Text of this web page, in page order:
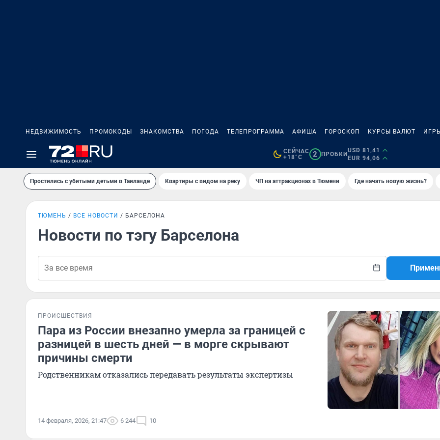
НЕДВИЖИМОСТЬ ПРОМОКОДЫ ЗНАКОМСТВА ПОГОДА ТЕЛЕПРОГРАММА АФИША ГОРОСКОП КУРСЫ ВАЛЮТ
СЕЙЧАС
+18°C
2 ПРОБКИ
USD 81,41
EUR 94,06
Простились с убитыми детьми в Таиланде Квартиры с видом на реку ЧП на аттракционах в Тюмени Где начать новую жизнь?
ТЮМЕНЬ ВСЕ НОВОСТИ БАРСЕЛОНА
Новости по тэгу Барселона
ПРОИСШЕСТВИЯ
Пара из России внезапно умерла за границей с
разницей в шесть дней — в морге скрывают
причины смерти
Родственникам отказались передавать результаты экспертизы
14 февраля, 2026, 21:47 6 244 10